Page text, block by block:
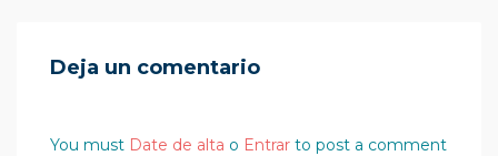
Deja un comentario
You must Date de alta o Entrar to post a comment